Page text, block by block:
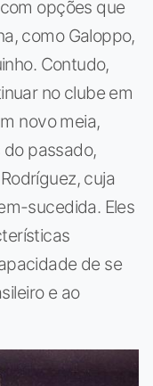
opções que
como Galoppo,
Contudo,
no clube em
novo meia,
passado,
cuja
sucedida. Eles
de se
e ao